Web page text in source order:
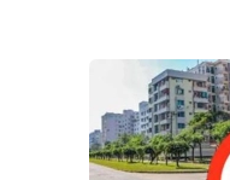
আবেদন শুরু